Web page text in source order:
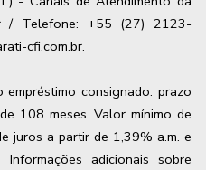
/ Telefone: +55 (27) 2123-
cfi.com.br.
consignado: prazo
108 meses. Valor mínimo de
juros a partir de 1,39% a.m. e
Informações adicionais sobre